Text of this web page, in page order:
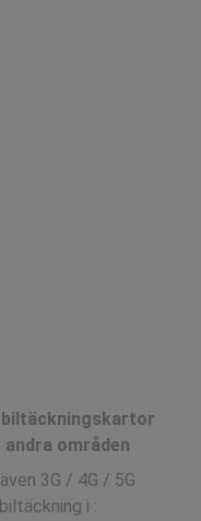
områden
3G / 4G / 5G
i :